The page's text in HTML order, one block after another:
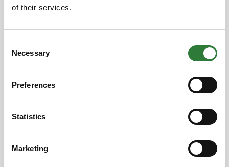
of their services.
Selection
Necessary
Preferences
Statistics
Marketing